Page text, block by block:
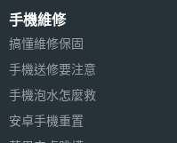
◎ 超過 160 種運動模式
跳傘模式
◎ 全天候心率追蹤、睡
◎ PeakBeats 運動演算
示
手勢操
作
感應器
手機維修
搞懂維修保固
手機送修要注意
手機泡水怎麼救
安卓手機重置